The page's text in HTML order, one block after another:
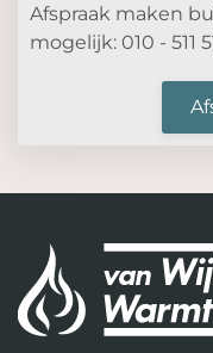
Afspraak maken
mogelijk: 010 - 511